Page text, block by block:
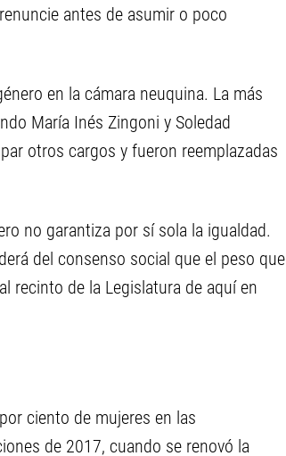
antes de asumir o poco
en la cámara neuquina. La más
María Inés Zingoni y Soledad
otros cargos y fueron reemplazadas
no garantiza por sí sola la igualdad.
del consenso social que el peso que
recinto de la Legislatura de aquí en
ciento de mujeres en las
de 2017, cuando se renovó la